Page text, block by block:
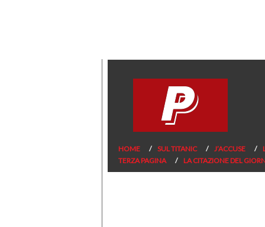
HOME SUL TITANIC J’ACCUSE
TERZA PAGINA
LA CITAZIONE DEL